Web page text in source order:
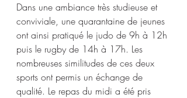
Dans une ambiance très studieuse et
conviviale, une quarantaine de jeunes
ont ainsi pratiqué le judo de 9h à 12h
puis le rugby de 14h à 17h. Les
nombreuses similitudes de ces deux
sports ont permis un échange de
qualité. Le repas du midi a été pris